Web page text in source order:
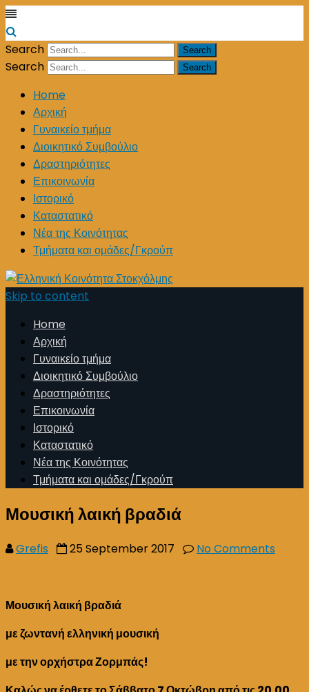
Search
Search
Home
Αρχική
Γυναικείο τμήμα
Διοικητικό Συμβούλιο
Δραστηριότητες
Επικοινωνία
Ιστορικό
Καταστατικό
Νέα της Κοινότητας
Τμήματα και ομάδες/Γκρούπ
Skip to content
Home
Αρχική
Γυναικείο τμήμα
Διοικητικό Συμβούλιο
Δραστηριότητες
Επικοινωνία
Ιστορικό
Καταστατικό
Νέα της Κοινότητας
Τμήματα και ομάδες/Γκρούπ
Μουσική λαική βραδιά
Grefis 25 September 2017 No Comments
Μουσική λαική βραδιά
με ζωντανή ελληνική μουσική
με την ορχήστρα Ζορμπάς!